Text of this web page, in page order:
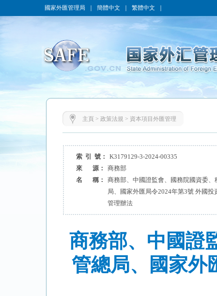
國家外匯管理局 簡體中文 繁體中文
主頁 > 政策法規 > 資本項目外匯管理
索 引 號：
K3179129-3-2024-00335
來 源：
商務部
名 稱：
商務部、中國證監會、國務院國資委、
局、國家外匯局令2024年第3號 外國
管理辦法
商務部、中國證
管總局、國家外